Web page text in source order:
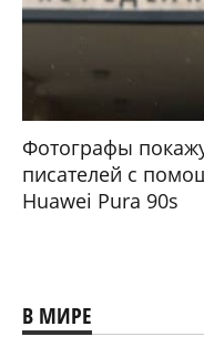
Фотографы
писателей с
Huawei Pura 90s
В МИРЕ